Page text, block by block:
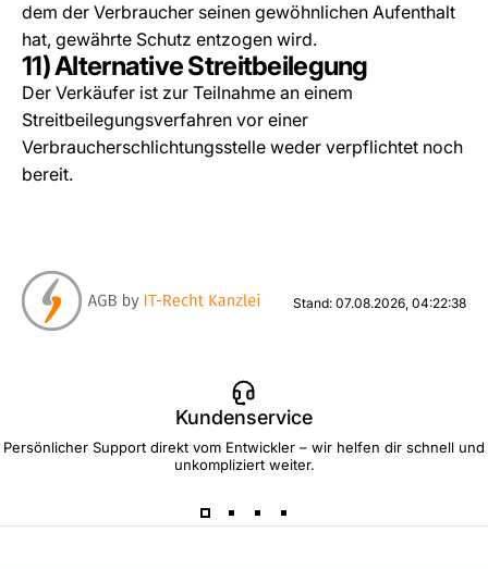
dem der Verbraucher seinen gewöhnlichen Aufenthalt
hat, gewährte Schutz entzogen wird.
11) Alternative Streitbeilegung
Der Verkäufer ist zur Teilnahme an einem
Streitbeilegungsverfahren vor einer
Verbraucherschlichtungsstelle weder verpflichtet noch
bereit.
Stand: 07.08.2026, 04:22:38
Kundenservice
Persönlicher Support direkt vom Entwickler – wir helfen dir schnell und
unkompliziert weiter.